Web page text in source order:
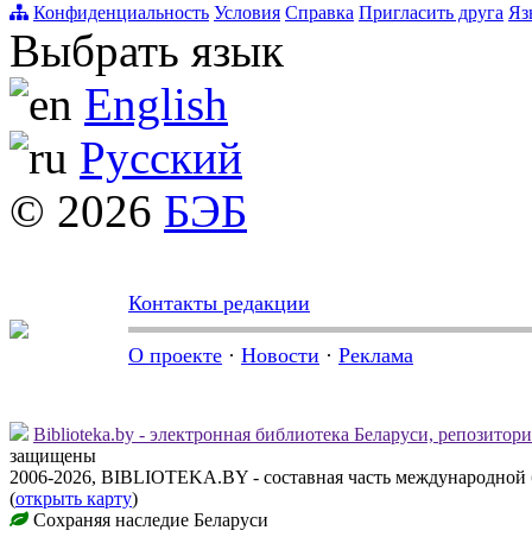
Конфиденциальность Условия Справка Пригласить друга
Выбрать язык
English
Русский
© 2026 БЭБ
Контакты редакции
О проекте · Новости · Реклама
Biblioteka.by - электронная библиотека Беларуси,
защищены
2006-2026, BIBLIOTEKA.BY - составная часть
(открыть карту)
Сохраняя наследие Беларуси